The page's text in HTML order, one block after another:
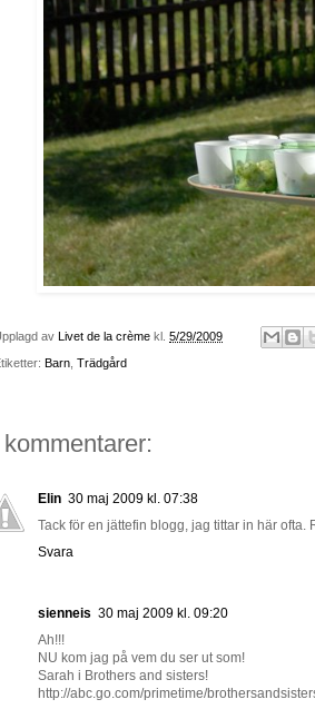
av Livet de la crème kl. 5/29/2009
Barn Trädgård
kommentarer:
Elin 30 maj 2009 kl. 07:38
Tack för en jättefin blogg, jag tittar in här ofta.
Svara
sienneis 30 maj 2009 kl. 09:20
Ah!!!
NU kom jag på vem du ser ut som!
Sarah i Brothers and sisters!
http://abc.go.com/primetime/